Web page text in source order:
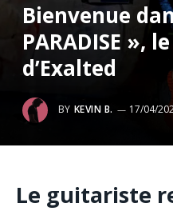
Bienvenue
PARADISE »,
d’Exalted
BY KEVIN B. 17/04/
Le guitariste